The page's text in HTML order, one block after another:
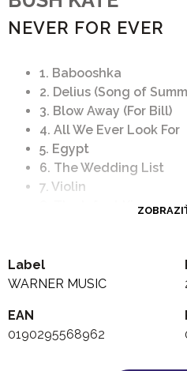
NEVER FOR EVER
1. Babooshka
2. Delius (Song of
3. Blow Away (For Bill)
4. All We Ever Look For
5. Egypt
6. The Wedding List
7. Violin
8. The Infant Kiss
11. Breathing
Label
WARNER MUSIC
EAN
0190295568962